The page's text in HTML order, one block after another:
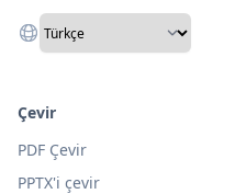
Çevir
PDF Çevir
PPTX'i çevir